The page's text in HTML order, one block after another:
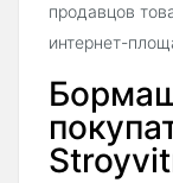
продавцов
интернет-